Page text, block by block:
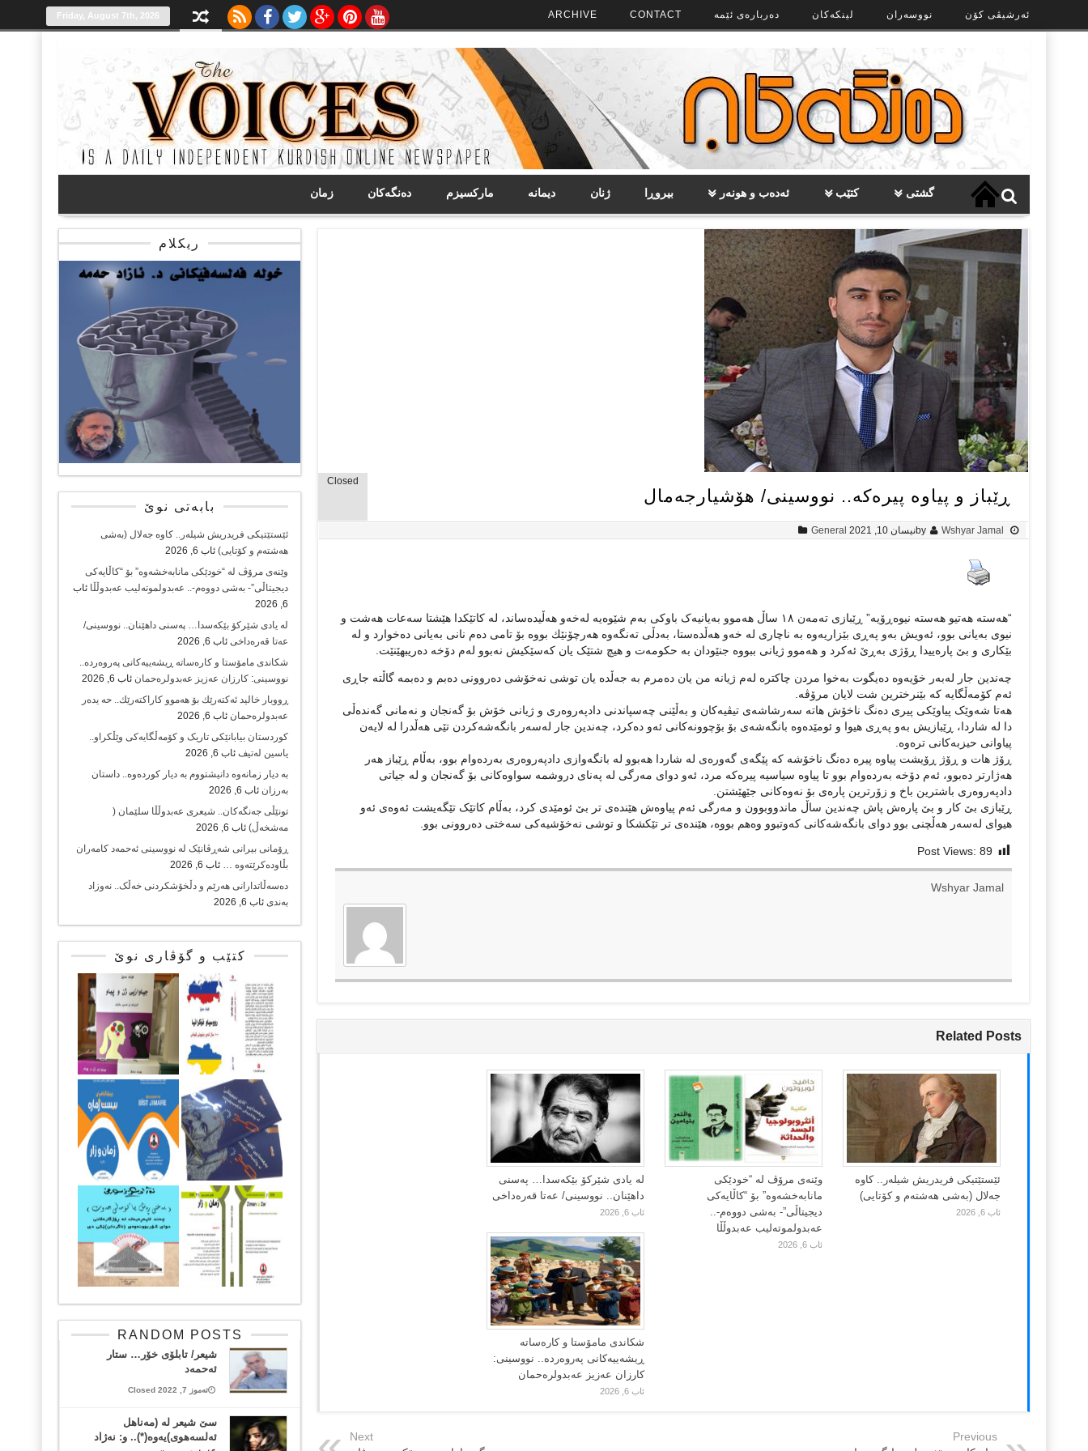
ئەرشیڤی کۆن نووسەران لینکەکان دەربارەی ئێمە CONTACT
ARCHIVE
Friday, August 7th, 2026
گشتی کتێب ئەدەب و هونەر بیروڕا ژنان دیمانە مارکسیزم دەنگەکان زمان
ڕێباز و پیاوە پیرەکە.. نووسینی/ هۆشیارجەمال
Closed
by Wshyar Jamal نیسان 10, 2021 General
“هەستە هەتیو هەستە نیوەڕۆیە” ڕێبازی تەمەن ١٨ ساڵ هەموو بەیانیەک باوکی بەم شێوەیە لەخەو هەڵیدەساند، لە کاتێکدا هێشتا سەعات هەشت و
نیوی بەیانی بوو، ئەویش بەو پەڕی بێزاریەوە بە ناچاری لە خەو هەڵدەستا، بەدڵی تەنگەوە هەرچۆنێك بووە بۆ تامی دەم نانی بەیانی دەخوارد و لە
بێکاری و بێ پارەییدا ڕۆژی بەڕێ ئەکرد و هەموو ژیانی ببووە جنێودان بە حکومەت و هیچ شتێک یان کەسێکیش نەبوو لەم دۆخە دەریبهێنێت.
چەندین جار لەبەر خۆیەوە دەیگوت بەخوا مردن چاکترە لەم ژیانە من یان دەمرم بە جەڵدە یان توشی نەخۆشی دەروونی دەبم و دەبمە گاڵتە جاڕی
ئەم کۆمەڵگایە کە بێنرخترین شت لایان مرۆڤە.
هەتا شەوێک پیاوێکی پیری دەنگ ناخۆش هاتە سەرشاشەی تیڤیەکان و بەڵێنی چەسپاندنی دادپەروەری و ژیانی خۆش بۆ گەنجان و نەمانی گەندەڵی
دا لە شاردا، ڕێبازیش بەو پەڕی هیوا و ئومێدەوە بانگەشەی بۆ بۆچوونەکانی ئەو دەکرد، چەندین جار لەسەر بانگەشەکردن تێی هەڵدرا لە لایەن
پیاوانی حیزبەکانی ترەوە.
ڕۆژ هات و ڕۆژ ڕۆیشت پیاوە پیرە دەنگ ناخۆشە کە پێگەی گەورەی لە شاردا هەبوو لە بانگەوازی دادپەروەری بەردەوام بوو، بەڵام ڕێباز هەر
هەژارتر دەبوو، ئەم دۆخە بەردەوام بوو تا پیاوە سیاسیە پیرەکە مرد، ئەو دوای مەرگی لە پەنای دروشمە سواوەکانی بۆ گەنجان و لە جیاتی
دادپەروەری باشترین باخ و زۆرترین پارەی بۆ نەوەکانی جێهێشتن.
ڕێبازی بێ کار و بێ پارەش پاش چەندین ساڵ ماندووبوون و مەرگی ئەم پیاوەش هێندەی تر بێ ئومێدی کرد، بەڵام کاتێک تێگەیشت ئەوەی ئەو
هیوای لەسەر هەڵچنی بوو دوای بانگەشەکانی کەوتبوو وەهم بووە، هێندەی تر تێكشکا و توشی نەخۆشیەکی سەختی دەروونی بوو.
Post Views: 89
Wshyar Jamal
Related Posts
ئێستێتیکی فریدریش شیلەر.. کاوە
جەلال (بەشی هەشتەم و کۆتایی)
ئاب 6, 2026
وێنەی مرۆڤ لە “خودێکی
مانابەخشەوە” بۆ “کاڵایەکی
دیجیتاڵی”- بەشی دووەم-..
عەبدولموتەلیب عەبدوڵڵا
ئاب 6, 2026
لە یادی شێرکۆ بێکەسدا… پەسنی
داهێنان.. نووسینی/ عەتا قەرەداخی
ئاب 6, 2026
شکاندی مامۆستا و کارەساتە
ڕیشەییەکانی پەروەردە.. نووسینی:
کارزان عەزیز عەبدولرەحمان
ئاب 6, 2026
Previous
Next
ریکلام
بابەتی نوێ
ئێستێتیکی فریدریش شیلەر.. کاوە جەلال (بەشی
هەشتەم و کۆتایی) ئاب 6, 2026
وێنەی مرۆڤ لە “خودێکی مانابەخشەوە” بۆ “کاڵایەکی
دیجیتاڵی”- بەشی دووەم-.. عەبدولموتەلیب عەبدوڵڵا ئاب
6, 2026
لە یادی شێرکۆ بێکەسدا… پەسنی داهێنان.. نووسینی/
عەتا قەرەداخی ئاب 6, 2026
شکاندی مامۆستا و کارەساتە ڕیشەییەکانی پەروەردە..
نووسینی: کارزان عەزیز عەبدولرەحمان ئاب 6, 2026
ڕووبار خالید ئەكتەرێك بۆ هەموو كاراكتەرێك.. حه یدەر
عەبدولرەحمان ئاب 6, 2026
کوردستان بیابانێکی تاریک و کۆمەڵگایەکی وێڵکراو..
یاسین لەتیف ئاب 6, 2026
بە دیار زمانەوە دانیشتووم بە دیار کوردەوە.. داستان
بەرزان ئاب 6, 2026
تونێڵی جەنگەکان.. شیعری عەبدوڵڵا سلێمان (
مەشخەڵ) ئاب 6, 2026
ڕۆمانی بیرانی شەڕڤانێک لە نووسینی ئەحمەد کامەران
بڵاودەکرێتەوە … ئاب 6, 2026
دەسەڵاتدارانی هەرێم و دڵخۆشکردنی خەڵک.. نەوزاد
بەندی ئاب 6, 2026
کتێب و گۆڤاری نوێ
RANDOM POSTS
شیعر/ تابلۆی خۆر… ستار
ئه‌حمه‌د
تەموز 7, 2022 Closed
سێ شیعر له‌ (مەناهل
ئەلسەهوی)یه‌وه‌(*).. و: نه‌ژاد